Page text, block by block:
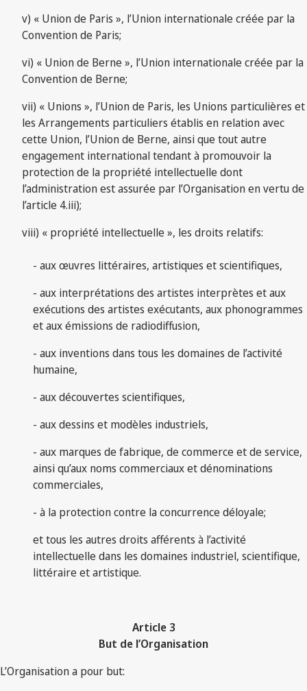
v) « Union de Paris », l’Union internationale créée par la
Convention de Paris;
vi) « Union de Berne », l’Union internationale créée par la
Convention de Berne;
vii) « Unions », l’Union de Paris, les Unions particulières et
les Arrangements particuliers établis en relation avec
cette Union, l’Union de Berne, ainsi que tout autre
engagement international tendant à promouvoir la
protection de la propriété intellectuelle dont
l’administration est assurée par l’Organisation en vertu de
l’article 4.iii);
viii) « propriété intellectuelle », les droits relatifs:
- aux œuvres littéraires, artistiques et scientifiques,
- aux interprétations des artistes interprètes et aux
exécutions des artistes exécutants, aux phonogrammes
et aux émissions de radiodiffusion,
- aux inventions dans tous les domaines de l’activité
humaine,
- aux découvertes scientifiques,
- aux dessins et modèles industriels,
- aux marques de fabrique, de commerce et de service,
ainsi qu’aux noms commerciaux et dénominations
commerciales,
- à la protection contre la concurrence déloyale;
et tous les autres droits afférents à l’activité
intellectuelle dans les domaines industriel, scientifique,
littéraire et artistique.
Article 3
But de l’Organisation
L’Organisation a pour but: